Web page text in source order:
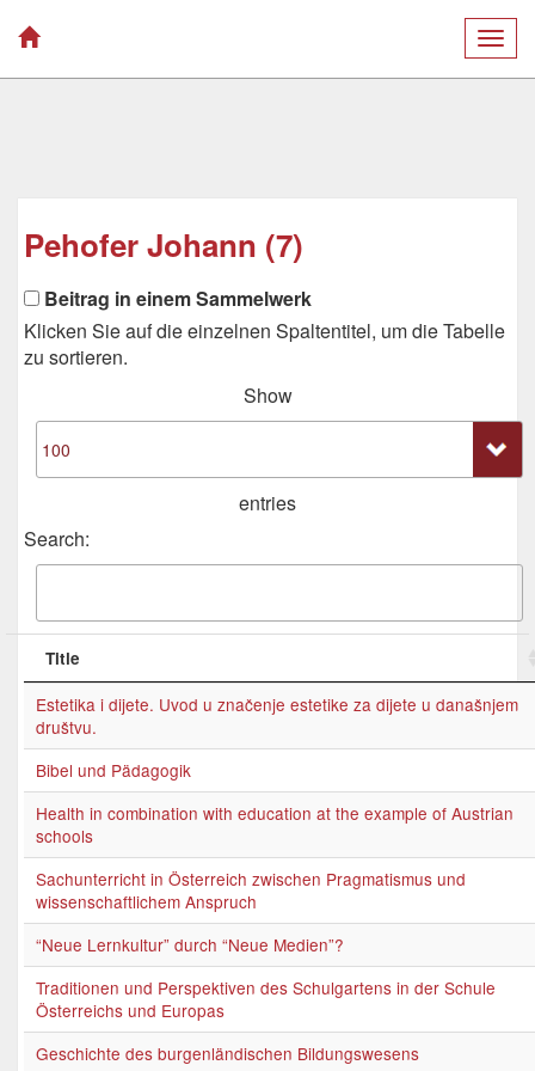
Pehofer Johann (7)
Beitrag in einem Sammelwerk
Klicken Sie auf die einzelnen Spaltentitel, um die Tabelle
zu sortieren.
Show
entries
Search:
Title
Estetika i dijete. Uvod u značenje estetike za dijete u današnjem
društvu.
Bibel und Pädagogik
Health in combination with education at the example of Austrian
schools
Sachunterricht in Österreich zwischen Pragmatismus und
wissenschaftlichem Anspruch
“Neue Lernkultur” durch “Neue Medien”?
Traditionen und Perspektiven des Schulgartens in der Schule
Österreichs und Europas
Geschichte des burgenländischen Bildungswesens